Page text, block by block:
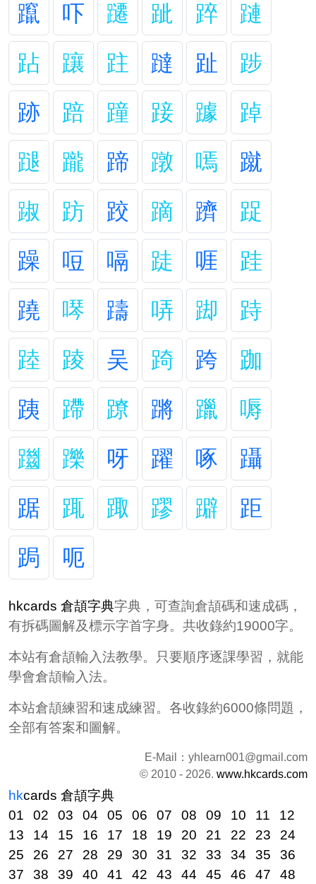
躥
吓 躚 跐 踤
蹥
跕
躟 跓 躂 趾
踄
跡
踣 蹱 踥 躆
踔
蹆
躘 蹄 蹾 嘕
蹴
踧
趽 跤 蹢 躋
踀
躁
哣 嗝 跿 啀
跬
蹺
噖 躊 哢 踋
跱
踛
踜 吴 踦 跨
跏
跠
蹛 蹽 蹡 躐
嗕
躖
躒 呀 躍 啄
躡
踞
踂 踙 蹘 躃
距
跼
呃
hkcards 倉頡字典字典，可查詢倉頡碼和速成碼，
有拆碼圖解及標示字首字身。共收錄約19000字。
本站有倉頡輸入法教學。只要順序逐課學習，就能
學會倉頡輸入法。
本站倉頡練習和速成練習。各收錄約6000條問題，
全部有答案和圖解。
E-Mail： yhlearn001@gmail.com
© 2010 - 2026. www.hkcards.com
hkcards 倉頡字典
01
02 03 04 05 06 07 08 09 10 11
12
13
14 15 16 17 18 19 20 21 22 23
24
25
26 27 28 29 30 31 32 33 34 35
36
37
38 39 40 41 42 43 44 45 46 47 48